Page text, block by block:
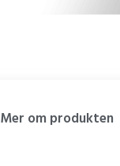
Mer om produkten